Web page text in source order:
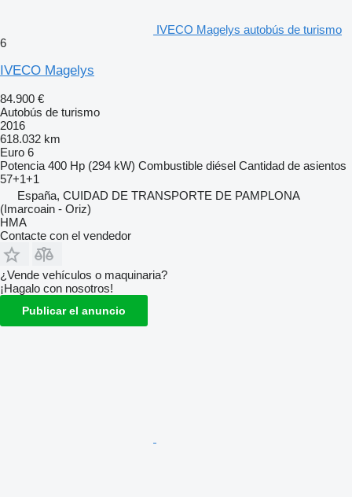
IVECO Magelys autobús de turismo
6
IVECO Magelys
84.900 €
Autobús de turismo
2016
618.032 km
Euro 6
Potencia 400 Hp (294 kW) Combustible diésel Cantidad de asientos
57+1+1
España, CUIDAD DE TRANSPORTE DE PAMPLONA
(Imarcoain - Oriz)
HMA
Contacte con el vendedor
¿Vende vehículos o maquinaria?
¡Hagalo con nosotros!
Publicar el anuncio